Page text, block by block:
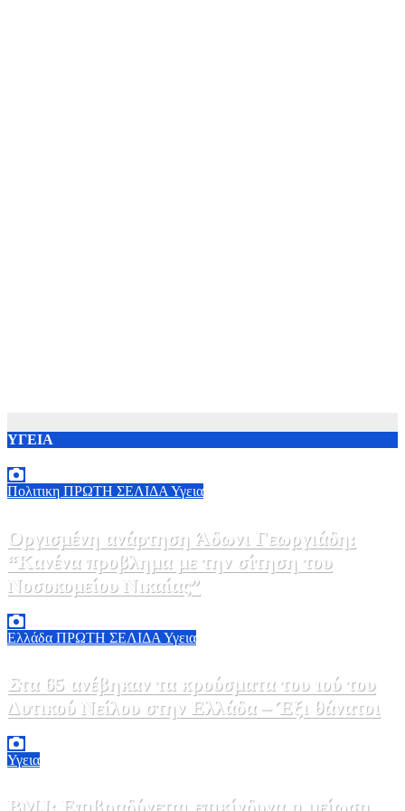
ΥΓΕΙΑ
Πολιτικη ΠΡΩΤΗ ΣΕΛΙΔΑΥγεια
Οργισμένη ανάρτηση Άδωνι Γεωργιάδη:
“Κανένα προβλημα με την σίτηση του
Νοσοκομείου Νικαίας”
Ελλάδα ΠΡΩΤΗ ΣΕΛΙΔΑ Υγεια
Στα 65 ανέβηκαν τα κρούσματα του ιού του
Δυτικού Νείλου στην Ελλάδα – Έξι θάνατοι
Υγεια
BMJ: Επιβραδύνεται επικίνδυνα η μείωση